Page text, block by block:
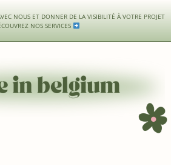
NOUS ET DONNER DE LA VISIBILITÉ À VOTRE PROJET
NOS SERVICES